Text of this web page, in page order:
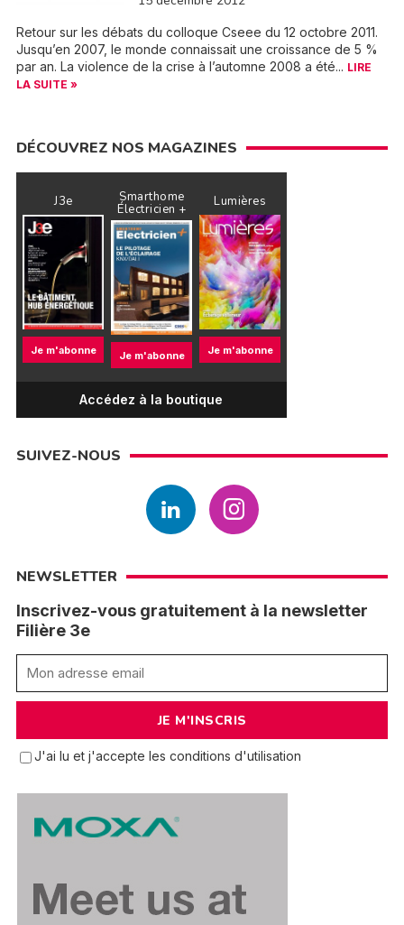
Retour sur les débats du colloque Cseee du 12 octobre 2011.
Jusqu’en 2007, le monde connaissait une croissance de 5 %
par an. La violence de la crise à l’automne 2008 a été... LIRE
LA SUITE »
DÉCOUVREZ NOS MAGAZINES
J3e
Je m'abonne
Smarthome
Électricien +
Je m'abonne
Lumières
Je m'abonne
Accédez à la boutique
SUIVEZ-NOUS
NEWSLETTER
Inscrivez-vous gratuitement à la newsletter
Filière 3e
J'ai lu et j'accepte les conditions d'utilisation